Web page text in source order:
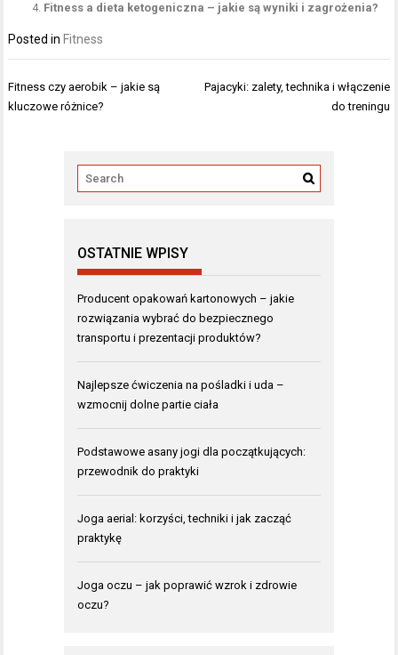
Fitness a dieta ketogeniczna – jakie są wyniki i zagrożenia?
Posted in Fitness
Nawigacja
wpisu
Fitness czy aerobik – jakie są
kluczowe różnice?
Pajacyki: zalety, technika i włączenie
do treningu
OSTATNIE WPISY
Producent opakowań kartonowych – jakie
rozwiązania wybrać do bezpiecznego
transportu i prezentacji produktów?
Najlepsze ćwiczenia na pośladki i uda –
wzmocnij dolne partie ciała
Podstawowe asany jogi dla początkujących:
przewodnik do praktyki
Joga aerial: korzyści, techniki i jak zacząć
praktykę
Joga oczu – jak poprawić wzrok i zdrowie
oczu?